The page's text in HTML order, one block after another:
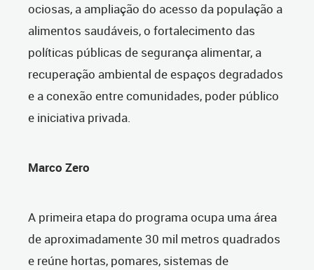
ociosas, a ampliação do acesso da população a
alimentos saudáveis, o fortalecimento das
políticas públicas de segurança alimentar, a
recuperação ambiental de espaços degradados
e a conexão entre comunidades, poder público
e iniciativa privada.
Marco Zero
A primeira etapa do programa ocupa uma área
de aproximadamente 30 mil metros quadrados
e reúne hortas, pomares, sistemas de